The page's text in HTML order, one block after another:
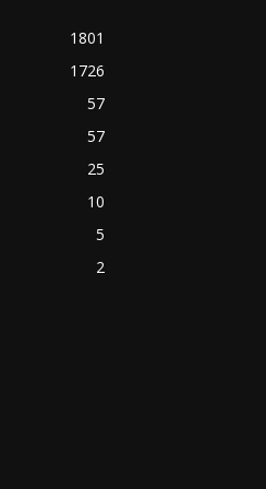
1801
1726
57
57
25
10
5
2